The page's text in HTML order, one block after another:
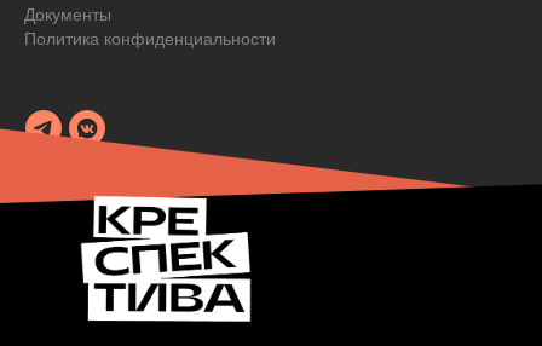
Документы
Политика конфиденциальности